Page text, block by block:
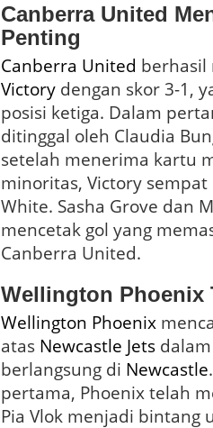
Canberra United
Penting
Canberra United berhasil
Victorydengan skor 3-1,
posisi ketiga. Dalam
ditinggal oleh Claudia
setelah menerima kartu
minoritas, Victory
White. Sasha Grove dan
mencetak gol yang
Canberra United.
Wellington Phoenix
Wellington Phoenix
atas Newcastle Jetsdalam
berlangsung di Newcastle
pertama, Phoenix telah
Pia Vlok menjadi bintang